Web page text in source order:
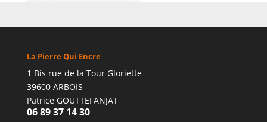
La Pierre Qui Encre
1 Bis rue de la Tour Gloriette
39600 ARBOIS
Patrice GOUTTEFANJAT
06 89 37 14 30